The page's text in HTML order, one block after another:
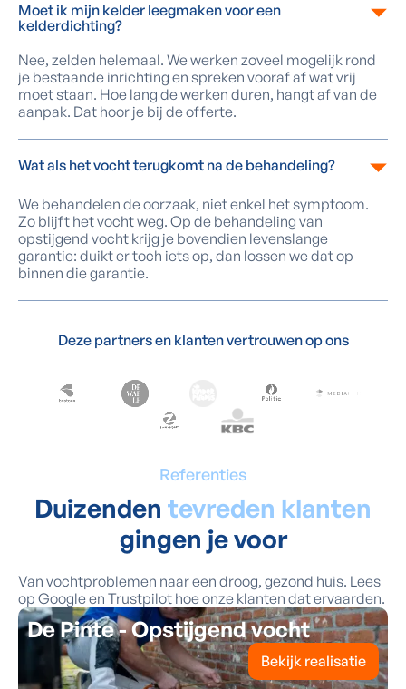
Moet ik mijn kelder leegmaken voor een
kelderdichting?
Nee, zelden helemaal. We werken zoveel mogelijk rond
je bestaande inrichting en spreken vooraf af wat vrij
moet staan. Hoe lang de werken duren, hangt af van de
aanpak. Dat hoor je bij de offerte.
Wat als het vocht terugkomt na de behandeling?
We behandelen de oorzaak, niet enkel het symptoom.
Zo blijft het vocht weg. Op de behandeling van
opstijgend vocht krijg je bovendien levenslange
garantie: duikt er toch iets op, dan lossen we dat op
binnen die garantie.
Deze partners en klanten vertrouwen op ons
Referenties
Duizenden tevreden klanten
gingen je voor
Van vochtproblemen naar een droog, gezond huis. Lees
op Google en Trustpilot hoe onze klanten dat ervaarden.
De Pinte - Opstijgend vocht
Bekijk realisatie